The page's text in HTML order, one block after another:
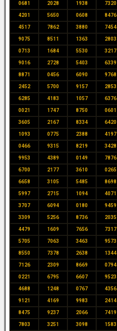
0681 2028 1938 7320
4201 5650 0608 8476
4517 7862 3880 7454
9075 8511 1363 2803
0713 1684 5530 3217
9016 2728 5403 6339
8871 0456 6090 9768
2452 5700 9157 2853
6285 4183 1057 6376
0021 1747 8750 0601
3605 2167 8334 6420
1093 0775 2388 4197
0466 9315 8219 3428
9953 4389 0149 7876
6700 2177 3610 0265
6658 3105 5485 8698
5997 2715 1094 4071
3707 6094 0180 9459
3309 5256 8736 2035
4479 1609 7656 7317
5705 7063 3463 9573
8550 7378 2638 1344
7126 2309 8669 0794
0221 6795 6607 9523
4688 1248 0767 4356
9121 4169 9983 2414
8475 9237 2066 7419
7803 3251 3098 1583